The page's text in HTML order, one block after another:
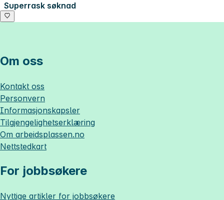
Superrask søknad
Om oss
Kontakt oss
Personvern
Informasjonskapsler
Tilgjengelighetserklæring
Om arbeidsplassen.no
Nettstedkart
For jobbsøkere
Nyttige artikler for jobbsøkere